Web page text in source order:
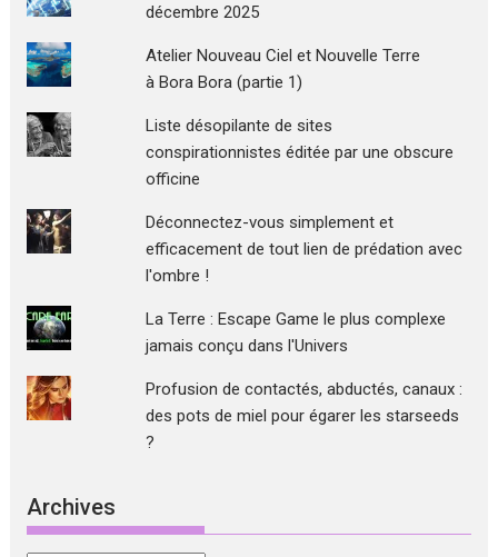
décembre 2025
Atelier Nouveau Ciel et Nouvelle Terre
à Bora Bora (partie 1)
Liste désopilante de sites
conspirationnistes éditée par une obscure
officine
Déconnectez-vous simplement et
efficacement de tout lien de prédation avec
l'ombre !
La Terre : Escape Game le plus complexe
jamais conçu dans l'Univers
Profusion de contactés, abductés, canaux :
des pots de miel pour égarer les starseeds
?
Archives